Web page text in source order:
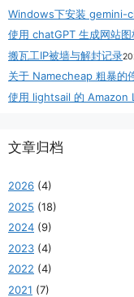
Windows下安装 gemini-
使用 chatGPT 生成网站图
搬瓦工IP被墙与解封记录
关于 Namecheap 粗暴的
使用 lightsail 的 Amazon
文章归档
2026 (4)
2025 (18)
2024 (9)
2023 (4)
2022 (4)
2021 (7)